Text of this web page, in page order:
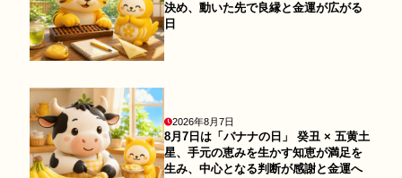
決め、動いた先で良縁と金運が広がる
日
2026年8月7日
8月7日は「バナナの日」 癸丑 × 五黄土
星、手元の恵みを生かす知恵が満足を
生み、中心となる判断が感謝と金運へ